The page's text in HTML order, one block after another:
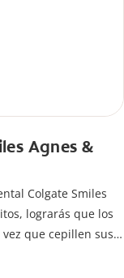
Agnes &
Colgate Smiles
lograrás que los
que cepillen sus